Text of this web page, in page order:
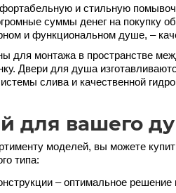
и стильную
суммы денег на покупку
и функциональном душе, –
для монтажа в пространстве
Двери для душа
слива и качественной
для вашего
моделей, вы можете
типа:
– оптимальное